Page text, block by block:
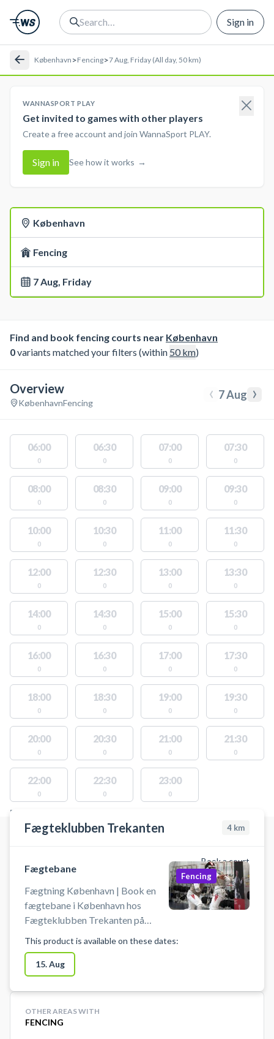
Sign in
København >Fencing>7 Aug, Friday (All day, 50 km)
WANNASPORT PLAY
Get invited to games with other players
Create a free account and join WannaSport PLAY.
Sign in See how it works →
København
Fencing
7 Aug, Friday
Find and book fencing courts near København
0variants matched your filters (within 50km)
Overview
KøbenhavnFencing ‹ 7 Aug ›
06:00
0
06:30
0
07:00
0
07:30
0
08:00
0
08:30
0
09:00
0
09:30
0
10:00
0
10:30
0
11:00
0
11:30
0
12:00
0
12:30
0
13:00
0
13:30
0
14:00
0
14:30
0
15:00
0
15:30
0
16:00
0
16:30
0
17:00
0
17:30
0
18:00
0
18:30
0
19:00
0
19:30
0
20:00
0
20:30
0
21:00
0
21:30
0
22:00
0
22:30
0
23:00
0
FACILITIES WITH AVAILABLE ACTIVITIES
Fægteklubben Trekanten 4 km
Book a court
Fægtebane
Fægtning København | Book en
fægtebane i København hos
Fægteklubben Trekanten på
prøv kræfter med en af verdens
hurtigste og mest taktiske
sportsgrene i professionelle
omgivelser ved Ryparken på
Østerbro i København.
Fencing
This product is available on these dates:
15. Aug
OTHER AREAS WITH
FENCING